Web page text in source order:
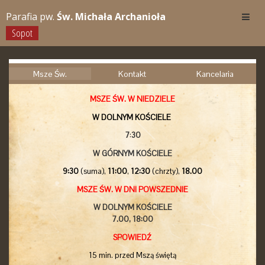
Parafia pw. Św. Michała Archanioła
Sopot
Msze Św. Kontakt Kancelaria
MSZE ŚW. W NIEDZIELE
W DOLNYM KOŚCIELE
7:30
W GÓRNYM KOŚCIELE
9:30(suma), 11:00, 12:30(chrzty), 18.00
MSZE ŚW. W DNI POWSZEDNIE
W DOLNYM KOŚCIELE
7.00, 18:00
SPOWIEDŹ
15 min. przed Mszą świętą